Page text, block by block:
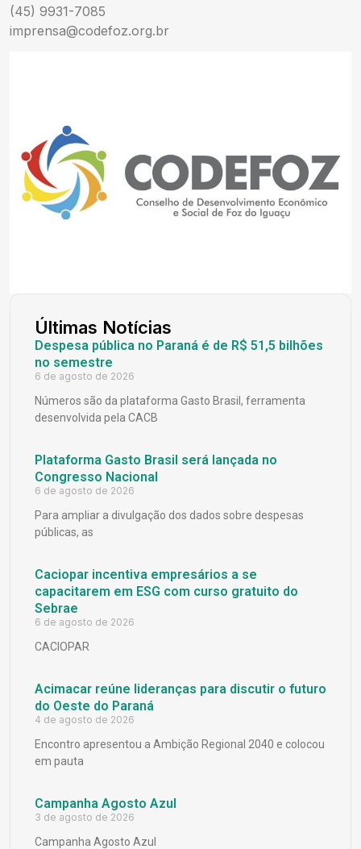
(45) 9931-7085
imprensa@codefoz.org.br
Últimas Notícias
Despesa pública no Paraná é de R$ 51,5 bilhões
no semestre
6 de agosto de 2026
Números são da plataforma Gasto Brasil, ferramenta
desenvolvida pela CACB
Plataforma Gasto Brasil será lançada no
Congresso Nacional
6 de agosto de 2026
Para ampliar a divulgação dos dados sobre despesas
públicas, as
Caciopar incentiva empresários a se
capacitarem em ESG com curso gratuito do
Sebrae
6 de agosto de 2026
CACIOPAR
Acimacar reúne lideranças para discutir o futuro
do Oeste do Paraná
4 de agosto de 2026
Encontro apresentou a Ambição Regional 2040 e colocou
em pauta
Campanha Agosto Azul
3 de agosto de 2026
Campanha Agosto Azul